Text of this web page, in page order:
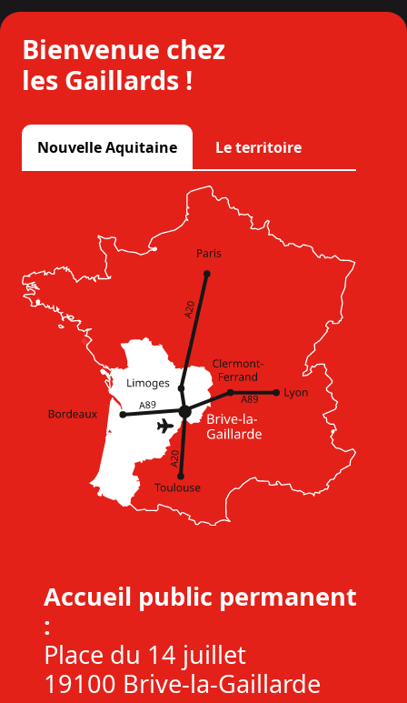
Bienvenue chez
les Gaillards !
Nouvelle Aquitaine Le territoire
Accueil public permanent
:
Place du 14 juillet
19100 Brive-la-Gaillarde